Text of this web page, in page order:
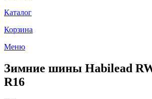
Каталог
Корзина
Меню
Зимние шины Habilead
R16